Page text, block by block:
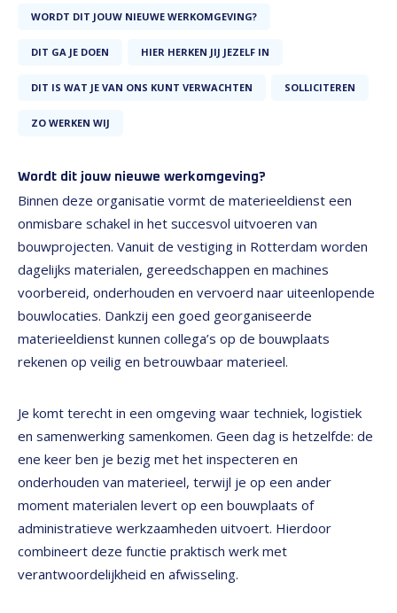
WORDT DIT JOUW NIEUWE WERKOMGEVING?
DIT GA JE DOEN HIER HERKEN JIJ JEZELF IN
DIT IS WAT JE VAN ONS KUNT VERWACHTEN SOLLICITEREN
ZO WERKEN WIJ
Wordt dit jouw nieuwe werkomgeving?
Binnen deze organisatie vormt de materieeldienst een
onmisbare schakel in het succesvol uitvoeren van
bouwprojecten. Vanuit de vestiging in Rotterdam worden
dagelijks materialen, gereedschappen en machines
voorbereid, onderhouden en vervoerd naar uiteenlopende
bouwlocaties. Dankzij een goed georganiseerde
materieeldienst kunnen collega’s op de bouwplaats
rekenen op veilig en betrouwbaar materieel.
Je komt terecht in een omgeving waar techniek, logistiek
en samenwerking samenkomen. Geen dag is hetzelfde: de
ene keer ben je bezig met het inspecteren en
onderhouden van materieel, terwijl je op een ander
moment materialen levert op een bouwplaats of
administratieve werkzaamheden uitvoert. Hierdoor
combineert deze functie praktisch werk met
verantwoordelijkheid en afwisseling.